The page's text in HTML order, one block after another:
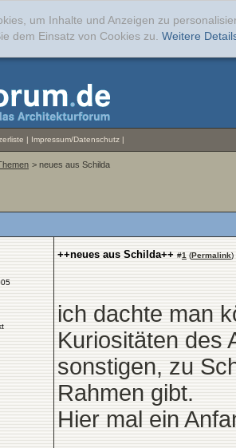
um Inhalte und Anzeigen zu
dem Einsatz von Cookies zu. Weitere
| Impressum/Datenschutz |
> neues aus Schilda
++neues aus Schilda++ #1 (Permalink)
ich dachte man
Kuriositäten des
sonstigen, zu
Rahmen gibt.
Hier mal ein